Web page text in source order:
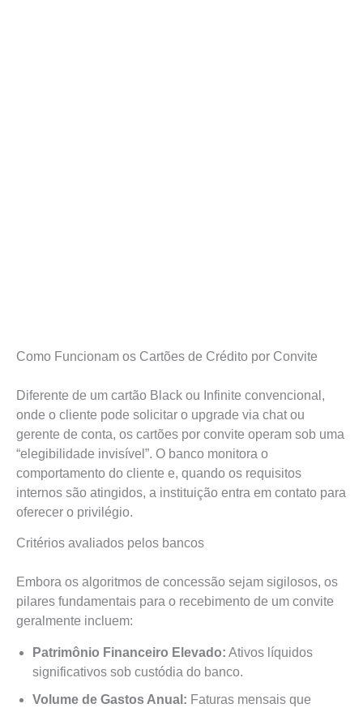
Como Funcionam os Cartões de Crédito por Convite
Diferente de um cartão Black ou Infinite convencional,
onde o cliente pode solicitar o upgrade via chat ou
gerente de conta, os cartões por convite operam sob uma
“elegibilidade invisível”. O banco monitora o
comportamento do cliente e, quando os requisitos
internos são atingidos, a instituição entra em contato para
oferecer o privilégio.
Critérios avaliados pelos bancos
Embora os algoritmos de concessão sejam sigilosos, os
pilares fundamentais para o recebimento de um convite
geralmente incluem:
Patrimônio Financeiro Elevado: Ativos líquidos
significativos sob custódia do banco.
Volume de Gastos Anual: Faturas mensais que